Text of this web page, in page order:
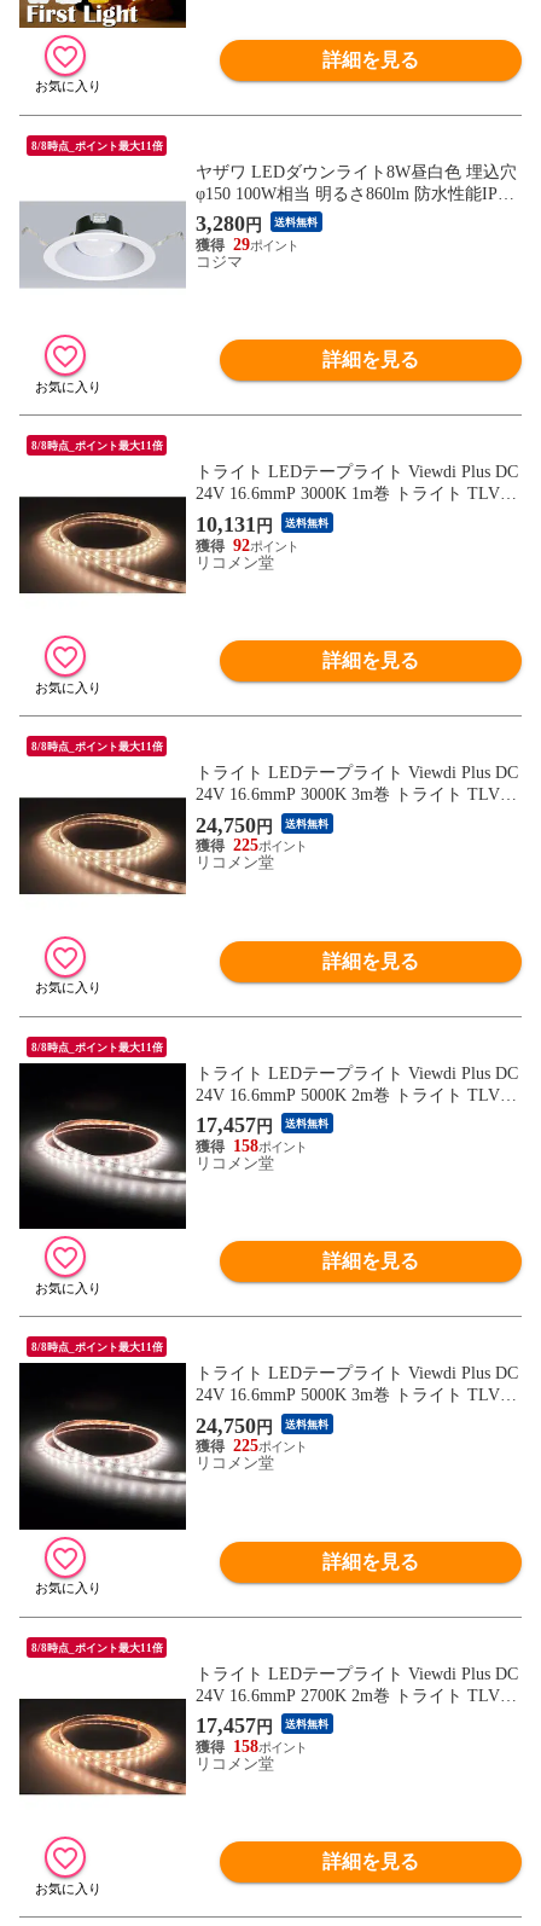
詳細を見る
8/8時点_ポイント最大11倍
ヤザワ LEDダウンライト8W昼白色 埋込穴
φ150 100W相当 明るさ860lm 防水性能IP43
DLL08150N01WH
3,280円 送料無料
29
コジマ
詳細を見る
8/8時点_ポイント最大11倍
トライト LEDテープライト Viewdi Plus DC
24V 16.6mmP 3000K 1m巻 トライト TLVD3
0216.6P1 工事 照明用品 作業灯 照明用品 照
明器具【送料無料】
10,131 円 送料無料
92
リコメン堂
詳細を見る
8/8時点_ポイント最大11倍
トライト LEDテープライト Viewdi Plus DC
24V 16.6mmP 3000K 3m巻 トライト TLVD3
0216.6P3 工事 照明用品 作業灯 照明用品 照
明器具【送料無料】
24,750円 送料無料
225
リコメン堂
詳細を見る
8/8時点_ポイント最大11倍
トライト LEDテープライト Viewdi Plus DC
24V 16.6mmP 5000K 2m巻 トライト TLVD5
0216.6P2 工事 照明用品 作業灯 照明用品 照
明器具【送料無料】
17,457 円 送料無料
158
リコメン堂
詳細を見る
8/8時点_ポイント最大11倍
トライト LEDテープライト Viewdi Plus DC
24V 16.6mmP 5000K 3m巻 トライト TLVD5
0216.6P3 工事 照明用品 作業灯 照明用品 照
明器具【送料無料】
24,750円 送料無料
225
リコメン堂
詳細を見る
8/8時点_ポイント最大11倍
トライト LEDテープライト Viewdi Plus DC
24V 16.6mmP 2700K 2m巻 トライト TLVD2
7216.6P2 工事 照明用品 作業灯 照明用品 照
明器具【送料無料】
17,457 円 送料無料
158
リコメン堂
詳細を見る